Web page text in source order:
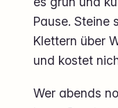
Pause. Steine
Klettern über
und kostet
Wer abends